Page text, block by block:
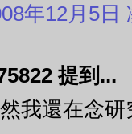
年12月5日
提到...
我還在念研